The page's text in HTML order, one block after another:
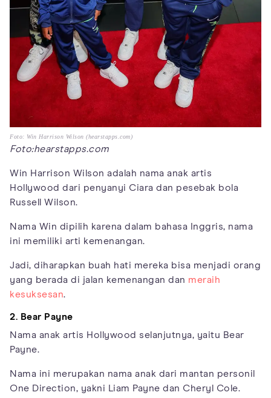
Foto: Win Harrison Wilson (hearstapps.com)
Foto:hearstapps.com
Win Harrison Wilson adalah nama anak artis
Hollywood dari penyanyi Ciara dan pesebak bola
Russell Wilson.
Nama Win dipilih karena dalam bahasa Inggris, nama
ini memiliki arti kemenangan.
Jadi, diharapkan buah hati mereka bisa menjadi orang
yang berada di jalan kemenangan dan meraih
kesuksesan.
2. Bear Payne
Nama anak artis Hollywood selanjutnya, yaitu Bear
Payne.
Nama ini merupakan nama anak dari mantan personil
One Direction, yakni Liam Payne dan Cheryl Cole.